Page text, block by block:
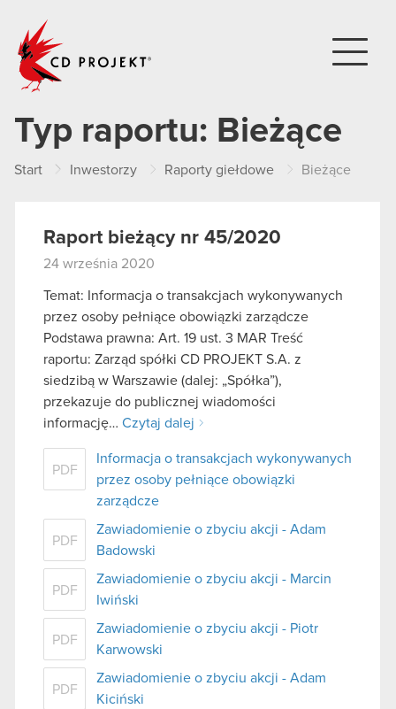
Typ raportu: Bieżące
Start Inwestorzy Raporty giełdowe Bieżące
Raport bieżący nr 45/2020
24 września 2020
Temat: Informacja o transakcjach wykonywanych
przez osoby pełniące obowiązki zarządcze
Podstawa prawna: Art. 19 ust. 3 MAR Treść
raportu: Zarząd spółki CD PROJEKT S.A. z
siedzibą w Warszawie (dalej: „Spółka”),
przekazuje do publicznej wiadomości
informację… Czytaj dalej
PDF
Informacja o transakcjach wykonywanych
przez osoby pełniące obowiązki
zarządcze
PDF
Zawiadomienie o zbyciu akcji - Adam
Badowski
PDF
Zawiadomienie o zbyciu akcji - Marcin
Iwiński
PDF
Zawiadomienie o zbyciu akcji - Piotr
Karwowski
PDF
Zawiadomienie o zbyciu akcji - Adam
Kiciński